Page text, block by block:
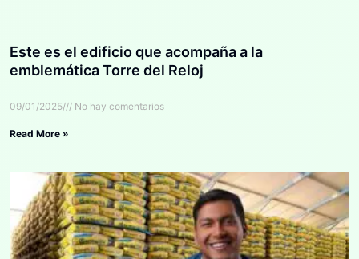
Este es el edificio que acompaña a la
emblemática Torre del Reloj
09/01/2025 No hay comentarios
Read More »